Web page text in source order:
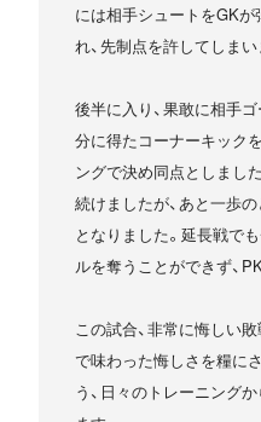
には相手シュートをGK
れ、先制点を許してしまい
後半に入り、果敢に相手
分に得たコーナーキック
ングで決め同点としまし
続けましたが、あと一歩
となりました。延長戦で
ルを奪うことができず、
この試合、非常に悔しい
で味わった悔しさを糧に
う、日々のトレーニング